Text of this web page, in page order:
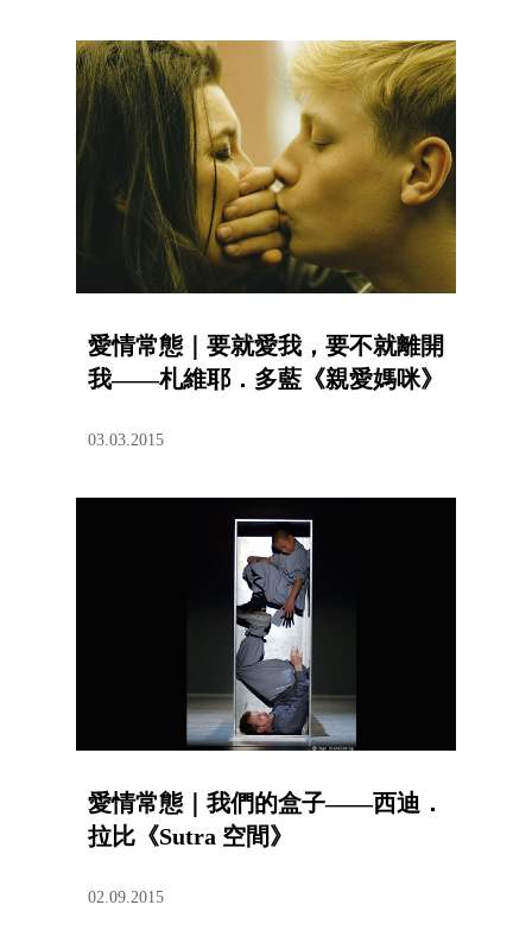
愛情常態｜要就愛我，要不就離開
我——札維耶．多藍《親愛媽咪》
03.03.2015
愛情常態｜我們的盒子——西迪．
拉比《Sutra 空間》
02.09.2015